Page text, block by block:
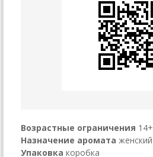
Возрастные ограничения 14+
Назначение аромата женский
Упаковка коробка